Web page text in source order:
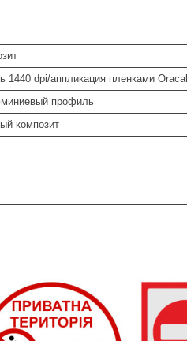
1440 dpi/аппликация пленками Oracal
профиль
композит